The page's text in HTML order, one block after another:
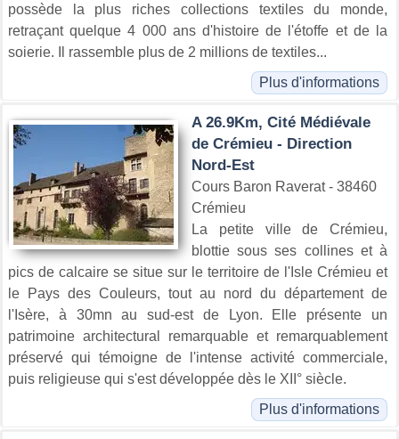
possède la plus riches collections textiles du monde,
retraçant quelque 4 000 ans d'histoire de l'étoffe et de la
soierie. Il rassemble plus de 2 millions de textiles...
Plus d'informations
A 26.9Km, Cité Médiévale
de Crémieu - Direction
Nord-Est
Cours Baron Raverat - 38460
Crémieu
La petite ville de Crémieu,
blottie sous ses collines et à
pics de calcaire se situe sur le territoire de l'Isle Crémieu et
le Pays des Couleurs, tout au nord du département de
l'Isère, à 30mn au sud-est de Lyon. Elle présente un
patrimoine architectural remarquable et remarquablement
préservé qui témoigne de l'intense activité commerciale,
puis religieuse qui s'est développée dès le XII° siècle.
Plus d'informations